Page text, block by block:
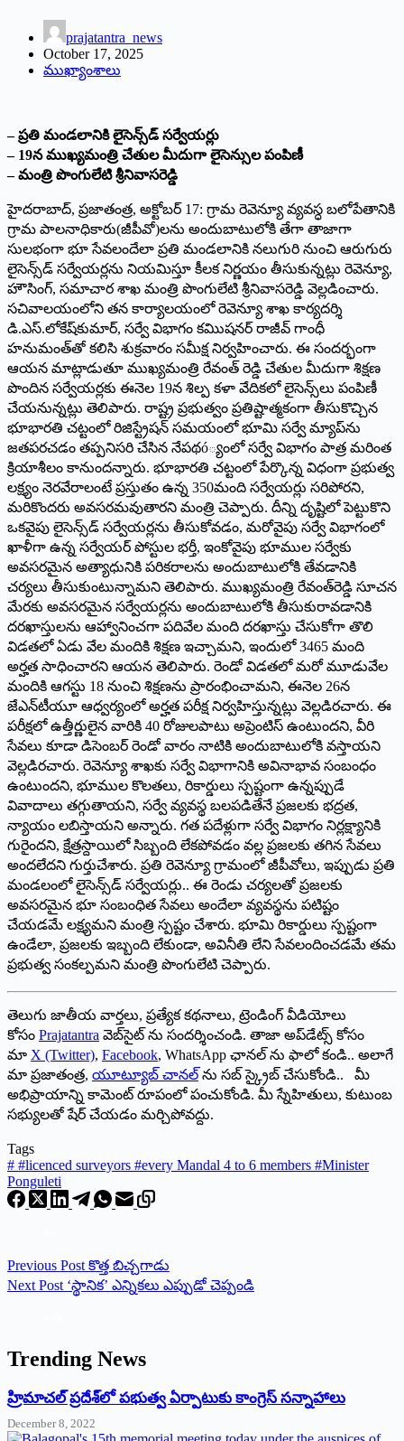
prajatantra_news
October 17, 2025
ముఖ్యాంశాలు
– ప్రతి మండలానికి లైసెన్స్‌డ్‌ సర్వేయర్లు
– 19న ముఖ్యమంత్రి చేతుల మీదుగా లైసెన్సుల పంపిణీ
– మంత్రి పొంగులేటి శ్రీనివాసరెడ్డి
హైదరాబాద్‌, ప్రజాతంత్ర, అక్టోబర్‌ 17: గ్రామ రెవెన్యూ వ్యవస్ధ బలోపేతానికి
గ్రామ పాలనాధికారు(జీపీవో)లను అందుబాటులోకి తేగా తాజాగా
సులభంగా భూ సేవలందేలా ప్రతి మండలానికి నలుగురి నుంచి ఆరుగురు
లైసెన్స్‌డ్‌ సర్వేయర్లను నియమిస్తూ కీలక నిర్ణయం తీసుకున్నట్లు రెవెన్యూ,
హౌసింగ్‌, సమాచార శాఖ మంత్రి పొంగులేటి శ్రీనివాసరెడ్డి వెల్లడించారు.
సచివాలయంలోని తన కార్యాలయంలో రెవెన్యూ శాఖ కార్యదర్శి
డి.ఎస్‌.లోకేష్‌కుమార్‌, సర్వే విభాగం కమిుషనర్‌ రాజీవ్‌ గాంధీ
హనుమంత్‌తో కలిసి శుక్రవారం సమీక్ష నిర్వహించారు. ఈ సందర్భంగా
ఆయన మాట్లాడుతూ ముఖ్యమంత్రి రేవంత్‌ రెడ్డి చేతుల మీదుగా శిక్షణ
పొందిన సర్వేయర్లకు ఈనెల 19న శిల్ప కళా వేదికలో లైసెన్స్‌లు పంపిణీ
చేయనున్నట్లు తెలిపారు. రాష్ట్ర ప్రభుత్వం ప్రతిష్టాత్మకంగా తీసుకొచ్చిన
భూభారతి చట్టంలో రిజిస్ట్రేషన్‌ సమయంలో భూమి సర్వే మ్యాప్‌ను
జతపరచడం తప్పనిసరి చేసిన నేపథó్యంలో సర్వే విభాగం పాత్ర మరింత
క్రియాశీలం కానుందన్నారు. భూభారతి చట్టంలో పేర్కొన్న విధంగా ప్రభుత్వ
లక్ష్యం నెరవేరాలంటే ప్రస్తుతం ఉన్న 350మంది సర్వేయర్లు సరిపోరని,
మరికొందరు అవసరమవుతారని మంత్రి చెప్పారు. దీన్ని దృష్టిలో పెట్టుకొని
ఒకవైపు లైసెన్స్‌డ్‌ సర్వేయర్లను తీసుకోవడం, మరోవైపు సర్వే విభాగంలో
ఖాళీగా ఉన్న సర్వేయర్‌ పోస్టుల భర్తీ, ఇంకోవైపు భూముల సర్వేకు
అవసరమైన అత్యాధునికి పరికరాలను అందుబాటులోకి తేవడానికి
చర్యలు తీసుకుంటున్నామని తెలిపారు. ముఖ్యమంత్రి రేవంత్‌రెడ్డి సూచన
మేరకు అవసరమైన సర్వేయర్లను అందుబాటులోకి తీసుకురావడానికి
దరఖాస్తులను ఆహ్వానించగా పదివేల మంది దరఖాస్తు చేసుకోగా తొలి
విడతలో ఏడు వేల మందికి శిక్షణ ఇచ్చామని, ఇందులో 3465 మంది
అర్హత సాధించారని ఆయన తెలిపారు. రెండో విడతలో మరో మూడువేల
మందికి ఆగస్టు 18 నుంచి శిక్షణను ప్రారంభించామని, ఈనెల 26న
జేఎన్‌టీయూ ఆధ్వర్యంలో అర్హత పరీక్ష నిర్వహిస్తున్నట్లు వెల్లడిరచారు. ఈ
పరీక్షలో ఉత్తీర్ణులైన వారికి 40 రోజులపాటు అప్రెంటిస్‌ ఉంటుందని, వీరి
సేవలు కూడా డిసెంబర్‌ రెండో వారం నాటికి అందుబాటులోకి వస్తాయని
వెల్లడిరచారు. రెవెన్యూ శాఖకు సర్వే విభాగానికి అవినాభావ సంబంధం
ఉంటుందని, భూముల కొలతలు, రికార్డులు స్పష్టంగా ఉన్నప్పుడే
వివాదాలు తగ్గుతాయని, సర్వే వ్యవస్థ బలపడితేనే ప్రజలకు భద్రత,
న్యాయం లబిస్తాయని అన్నారు. గత పదేళ్లుగా సర్వే విభాగం నిర్లక్ష్యానికి
గురైందని, క్షేత్రస్దాయిలో సిబ్బంది లేకపోవడం వల్ల ప్రజలకు తగిన సేవలు
అందలేదని గుర్తుచేశారు. ప్రతి రెవెన్యూ గ్రామంలో జీపీవోలు, ఇప్పుడు ప్రతి
మండలంలో లైసెన్స్‌డ్‌ సర్వేయర్లు.. ఈ రెండు చర్యలతో ప్రజలకు
అవసరమైన భూ సంబంధిత సేవలు అందేలా వ్యవస్థను పటిష్టం
చేయడమే లక్ష్యమని మంత్రి స్పష్టం చేశారు. భూమి రికార్డులు స్పష్టంగా
ఉండేలా, ప్రజలకు ఇబ్బంది లేకుండా, అవినీతి లేని సేవలందించడమే తమ
ప్రభుత్వ సంకల్పమని మంత్రి పొంగులేటి చెప్పారు.
తెలుగు జాతీయ వార్తలు, ప్రత్యేక కథనాలు, ట్రెండింగ్ వీడియోలు
కోసం Prajatantra వెబ్‌సైట్ ను సందర్శించండి. తాజా అప్‌డేట్స్ కోసం
మా X (Twitter), Facebook, WhatsApp ఛానల్ ను ఫాలో కండి.. అలాగే
మా ప్రజాతంత్ర, యూట్యూబ్ చానల్ ను సబ్ స్క్రైబ్ చేసుకోండి.. మీ
అభిప్రాయాన్ని కామెంట్ రూపంలో పంచుకోండి. మీ స్నేహితులు, కుటుంబ
సభ్యులతో షేర్ చేయడం మర్చిపోవద్దు.
Tags
# #licenced surveyors #every Mandal 4 to 6 members #Minister
Ponguleti
Previous Post కొత్త బిచ్చగాడు
Next Post ‘స్థానిక’ ఎన్నికలు ఎప్పుడో చెప్పండి
Trending News
‌హ్రిమాచల్‌ ‌ప్రదేశ్‌లో పభుత్వ ఏర్పాటుకు కాంగ్రెస్‌ ‌సన్నాహాలు
December 8, 2022